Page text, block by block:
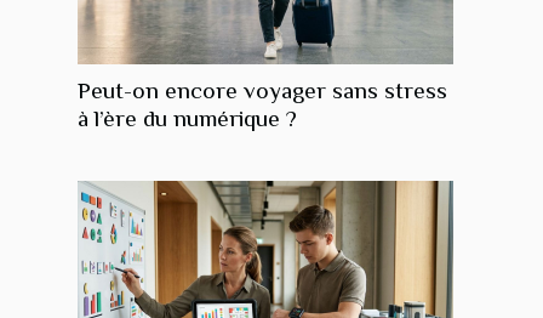
Peut-on encore voyager sans stress
à l’ère du numérique ?